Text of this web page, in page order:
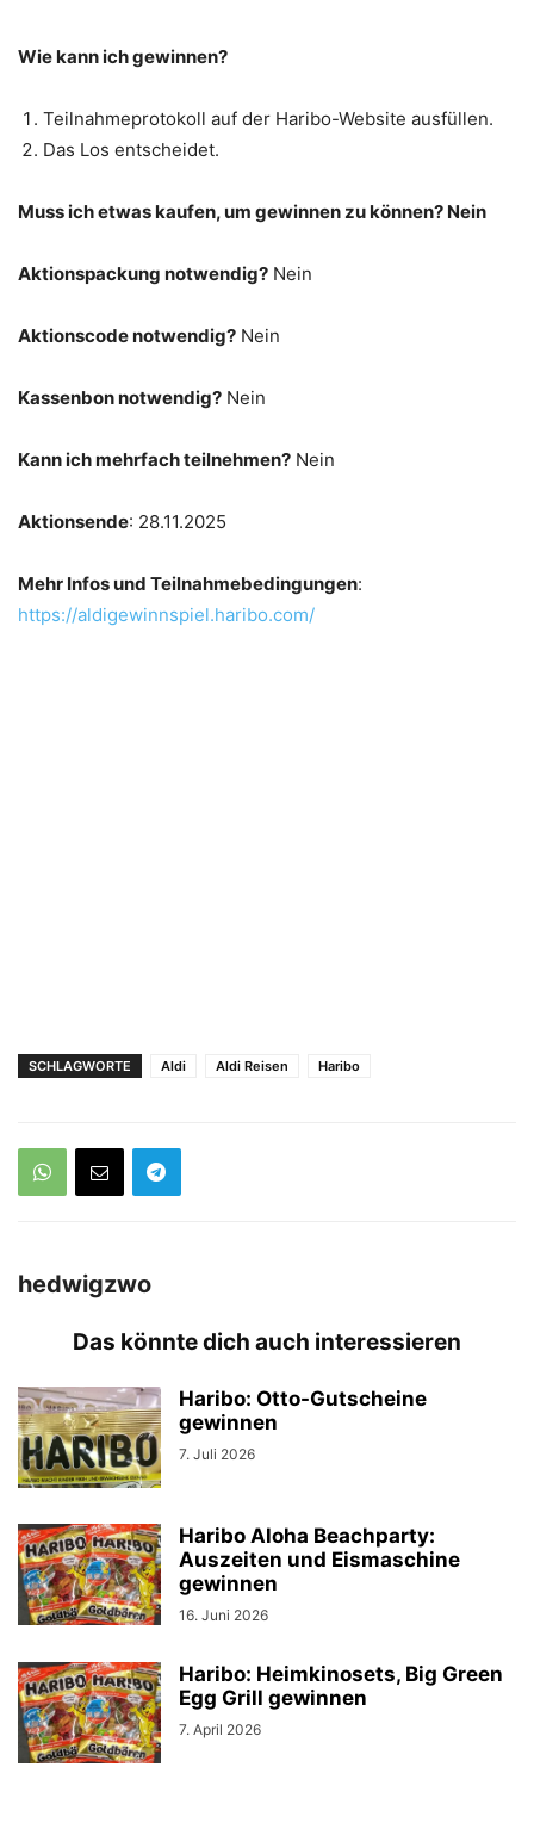
Wie kann ich gewinnen?
Teilnahmeprotokoll auf der Haribo-Website ausfüllen.
Das Los entscheidet.
Muss ich etwas kaufen, um gewinnen zu können? Nein
Aktionspackung notwendig? Nein
Aktionscode notwendig? Nein
Kassenbon notwendig? Nein
Kann ich mehrfach teilnehmen? Nein
Aktionsende: 28.11.2025
Mehr Infos und Teilnahmebedingungen:
https://aldigewinnspiel.haribo.com/
SCHLAGWORTE Aldi Aldi Reisen Haribo
hedwigzwo
Das könnte dich auch interessieren
Haribo: Otto-Gutscheine
gewinnen
7. Juli 2026
Haribo Aloha Beachparty:
Auszeiten und Eismaschine
gewinnen
16. Juni 2026
Haribo: Heimkinosets, Big Green
Egg Grill gewinnen
7. April 2026